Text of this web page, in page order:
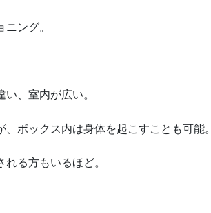
ング。
、室内が広い。
ボックス内は身体を起こすことも可能。
る方もいるほど。